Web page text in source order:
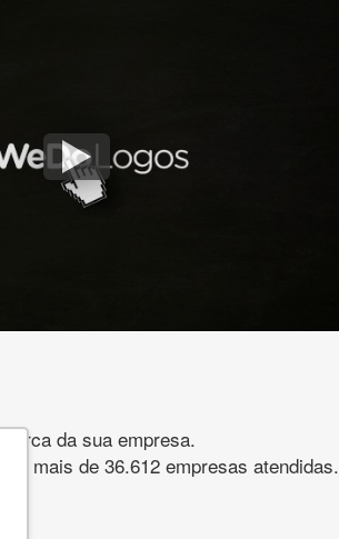
da sua empresa.
mais de 36.612 empresas atendidas.